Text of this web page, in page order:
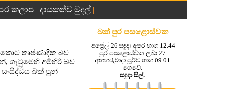
කලාප | දායකත්ව මුදල්|
කොට තෘෂ්ණාදික බව
ගැටුමෙහි අමිහිරි බව
සංසිද්ධිය බක් පුන්
බක් පුර පසළොස්වක
අප්‍රේල් 26 සඳුදා අපර භාග 12.44
පුර පසළොස්වක ලබා 27
අඟහරුවාදා පූර්ව භාග 09.01
ගෙවේ.
සඳුදා සිල්.